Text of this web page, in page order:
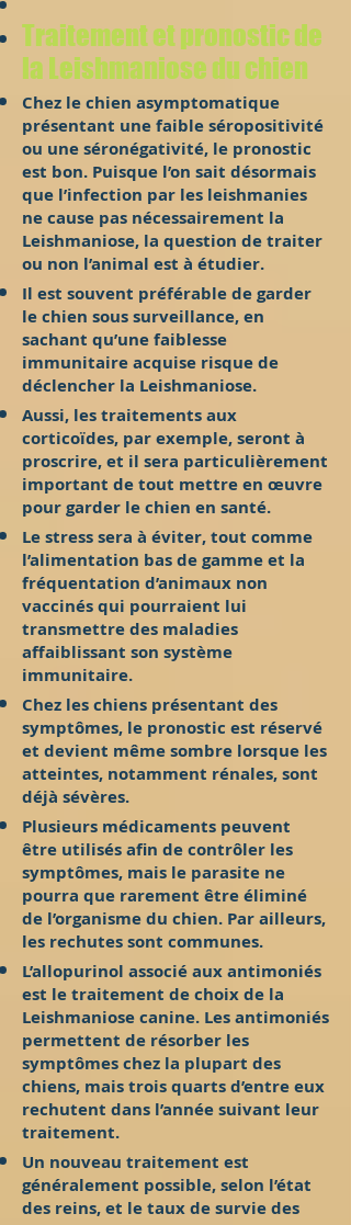
Traitement et pronostic de
la Leishmaniose du chien
Chez le chien asymptomatique
présentant une faible séropositivité
ou une séronégativité, le pronostic
est bon. Puisque l’on sait désormais
que l’infection par les leishmanies
ne cause pas nécessairement la
Leishmaniose, la question de traiter
ou non l’animal est à étudier.
Il est souvent préférable de garder
le chien sous surveillance, en
sachant qu’une faiblesse
immunitaire acquise risque de
déclencher la Leishmaniose.
Aussi, les traitements aux
corticoïdes, par exemple, seront à
proscrire, et il sera particulièrement
important de tout mettre en œuvre
pour garder le chien en santé.
Le stress sera à éviter, tout comme
l’alimentation bas de gamme et la
fréquentation d’animaux non
vaccinés qui pourraient lui
transmettre des maladies
affaiblissant son système
immunitaire.
Chez les chiens présentant des
symptômes, le pronostic est réservé
et devient même sombre lorsque les
atteintes, notamment rénales, sont
déjà sévères.
Plusieurs médicaments peuvent
être utilisés afin de contrôler les
symptômes, mais le parasite ne
pourra que rarement être éliminé
de l’organisme du chien. Par ailleurs,
les rechutes sont communes.
L’allopurinol associé aux antimoniés
est le traitement de choix de la
Leishmaniose canine. Les antimoniés
permettent de résorber les
symptômes chez la plupart des
chiens, mais trois quarts d’entre eux
rechutent dans l’année suivant leur
traitement.
Un nouveau traitement est
généralement possible, selon l’état
des reins, et le taux de survie des